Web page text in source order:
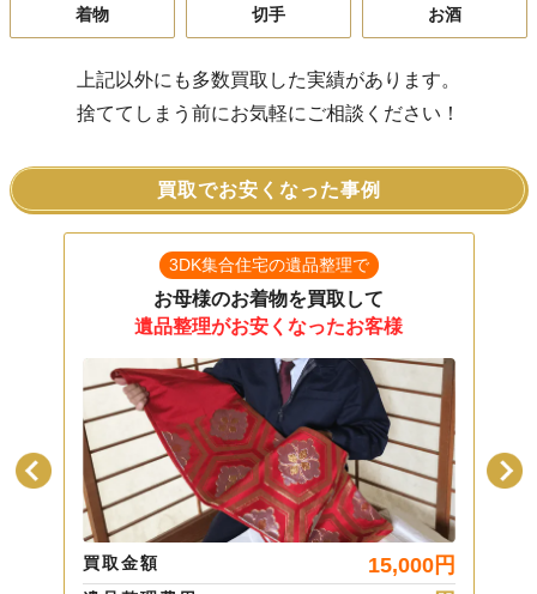
着物 切手 お酒
上記以外にも多数買取した実績があります。
捨ててしまう前にお気軽にご相談ください！
買取でお安くなった事例
3DK集合住宅の遺品整理で
お母様のお着物を買取して
遺品整理がお安くなったお客様
買取金額 15,000円